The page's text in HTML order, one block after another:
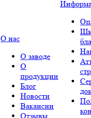
О нас
О заводе
О
продукции
Блог
Новости
Вакансии
Отзывы